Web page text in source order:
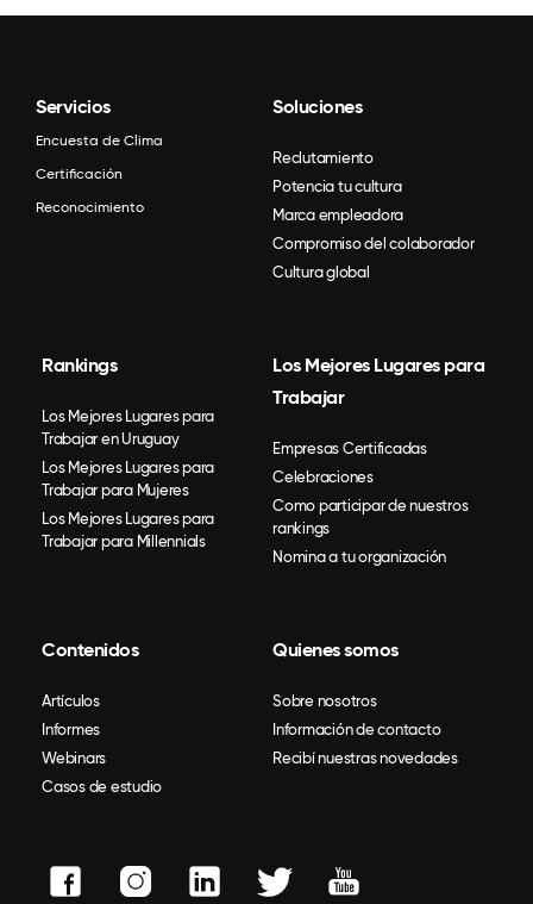
Servicios
Encuesta de Clima
Certificación
Reconocimiento
Soluciones
Reclutamiento
Potencia tu cultura
Marca empleadora
Compromiso del colaborador
Cultura global
Rankings
Los Mejores Lugares para
Trabajar en Uruguay
Los Mejores Lugares para
Trabajar para Mujeres
Los Mejores Lugares para
Trabajar para Millennials
Los Mejores Lugares para
Trabajar
Empresas Certificadas
Celebraciones
Como participar de nuestros
rankings
Nomina a tu organización
Contenidos
Artículos
Informes
Webinars
Casos de estudio
Quienes somos
Sobre nosotros
Información de contacto
Recibí nuestras novedades